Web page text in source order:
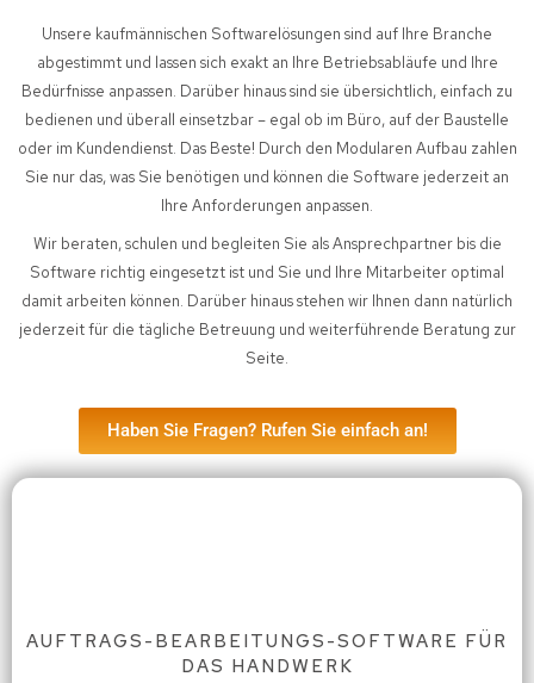
Unsere kaufmännischen Softwarelösungen sind auf Ihre Branche
abgestimmt und lassen sich exakt an Ihre Betriebsabläufe und Ihre
Bedürfnisse anpassen. Darüber hinaus sind sie übersichtlich, einfach zu
bedienen und überall einsetzbar – egal ob im Büro, auf der Baustelle
oder im Kundendienst. Das Beste! Durch den Modularen Aufbau zahlen
Sie nur das, was Sie benötigen und können die Software jederzeit an
Ihre Anforderungen anpassen.
Wir beraten, schulen und begleiten Sie als Ansprechpartner bis die
Software richtig eingesetzt ist und Sie und Ihre Mitarbeiter optimal
damit arbeiten können. Darüber hinaus stehen wir Ihnen dann natürlich
jederzeit für die tägliche Betreuung und weiterführende Beratung zur
Seite.
Haben Sie Fragen? Rufen Sie einfach an!
AUFTRAGS-BEARBEITUNGS-SOFTWARE FÜR
DAS HANDWERK